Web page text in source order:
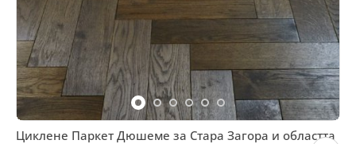
Циклене Паркет Дюшеме за Стара Загора и областта